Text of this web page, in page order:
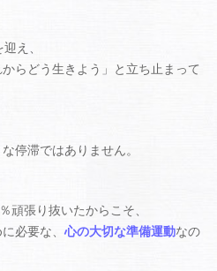
え、
らどう生きよう」と立ち止まって
停滞ではありません。
頑張り抜いたからこそ、
必要な、 心の大切な準備運動なの